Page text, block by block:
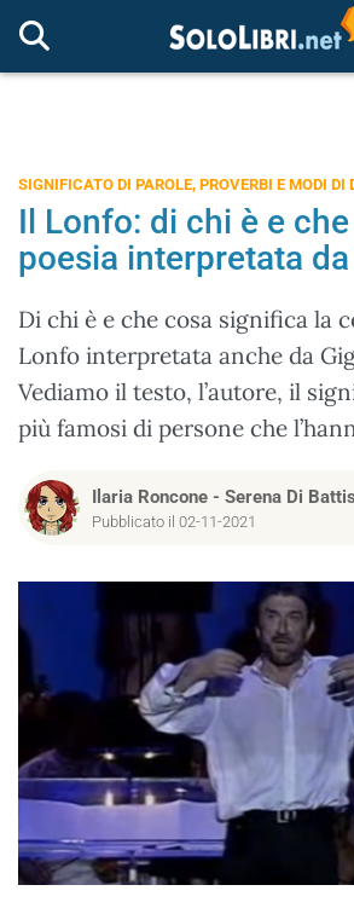
SIGNIFICATO DI PAROLE, PROVERBI E MODI DI
Il Lonfo: di chi è e
poesia interpretata
Di chi è e che cosa significa la
Lonfo interpretata anche da
Vediamo il testo, l’autore, il
più famosi di persone che
Ilaria Roncone - Serena Di
Pubblicato il 02-11-2021